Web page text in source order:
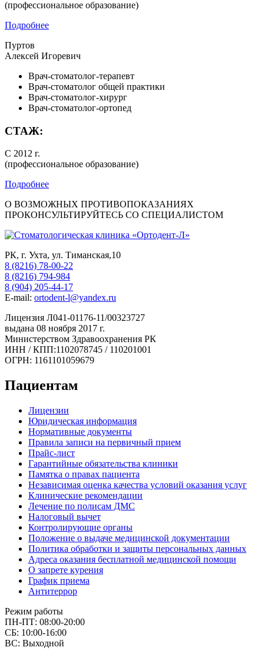
(профессиональное образование)
Подробнее
Пуртов
Алексей Игоревич
Врач-стоматолог-терапевт
Врач-стоматолог общей практики
Врач-стоматолог-хирург
Врач-стоматолог-ортопед
СТАЖ:
С 2012 г.
(профессиональное образование)
Подробнее
О ВОЗМОЖНЫХ ПРОТИВОПОКАЗАНИЯХ
ПРОКОНСУЛЬТИРУЙТЕСЬ СО СПЕЦИАЛИСТОМ
РК, г. Ухта, ул. Тиманская,10
8 (8216) 78-00-22
8 (8216) 794-984
8 (904) 205-44-17
E-mail: ortodent-l@yandex.ru
Лицензия Л041-01176-11/00323727
выдана 08 ноября 2017 г.
Министерством Здравоохранения РК
ИНН / КПП:1102078745 / 110201001
ОГРН: 1161101059679
Пациентам
Лицензии
Юридическая информация
Нормативные документы
Правила записи на первичный прием
Прайс-лист
Гарантийные обязательства клиники
Памятка о правах пациента
Независимая оценка качества условий оказания услуг
Клинические рекомендации
Лечение по полисам ДМС
Налоговый вычет
Контролирующие органы
Положение о выдаче медицинской документации
Политика обработки и защиты персональных данных
Адреса оказания бесплатной медицинской помощи
О запрете курения
График приема
Антитеррор
Режим работы
ПН-ПТ: 08:00-20:00
СБ: 10:00-16:00
ВС: Выходной